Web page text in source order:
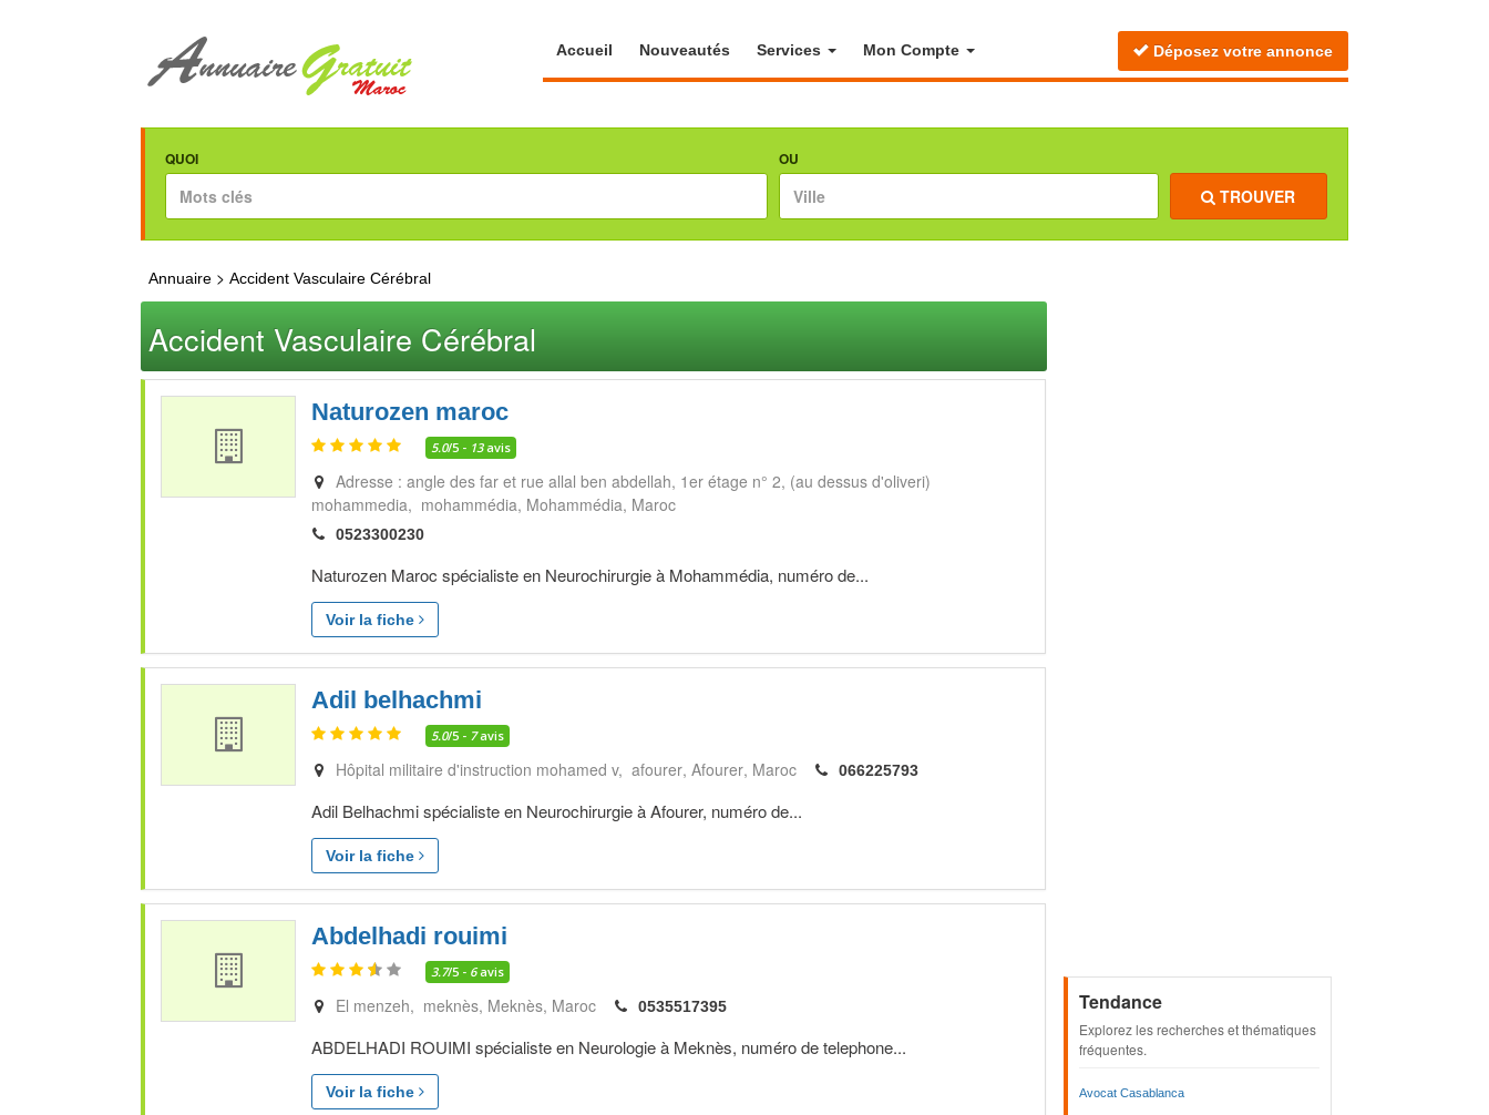
Accueil Nouveautés Services Mon Compte Déposez votre annonce
QUOI OU
TROUVER
Annuaire > Accident Vasculaire Cérébral
Accident Vasculaire Cérébral
Naturozen maroc
5.0/5 - 13avis
Adresse : angle des far et rue allal ben abdellah, 1er étage n° 2, (au dessus d'oliveri)
mohammedia, mohammédia Mohammédia Maroc
0523300230
Naturozen Maroc spécialiste en Neurochirurgie à Mohammédia, numéro de...
Voir la fiche
Adil belhachmi
5.0/5 - 7avis
Hôpital militaire d'instruction mohamed v, afourer Afourer Maroc 066225793
Adil Belhachmi spécialiste en Neurochirurgie à Afourer, numéro de...
Voir la fiche
Abdelhadi rouimi
3.7/5 - 6avis
El menzeh, meknès Meknès Maroc 0535517395
ABDELHADI ROUIMI spécialiste en Neurologie à Meknès, numéro de telephone...
Voir la fiche
Tendance
Explorez les recherches et thématiques
fréquentes.
Avocat Casablanca